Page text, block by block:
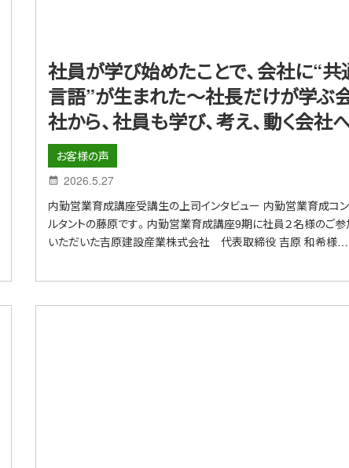
社員が学び始めたことで、会社に“共
言語”が生まれた～社長だけが学ぶ
社から、社員も学び、考え、動く会社
お客様の声
2026.5.27
内勤営業育成講座受講生の上司インタビュー 内勤営業育成コ
ルタントの藤原です。内勤営業育成講座9期に社員２名様のご
いただいた吉原建設産業株式会社 代表取締役 吉原 和希様…